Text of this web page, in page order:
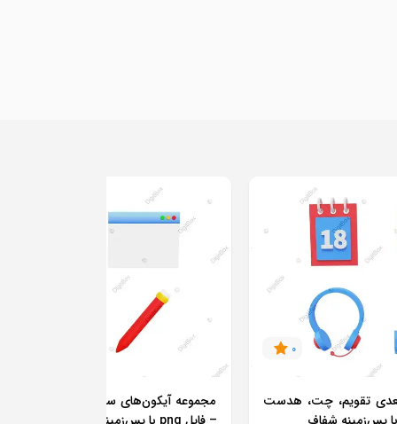
0
تقویم، چت، هدست
مجموعه آیکون‌های سه‌بعدی آموزشی و
– فایل png با پس‌زمینه شفاف